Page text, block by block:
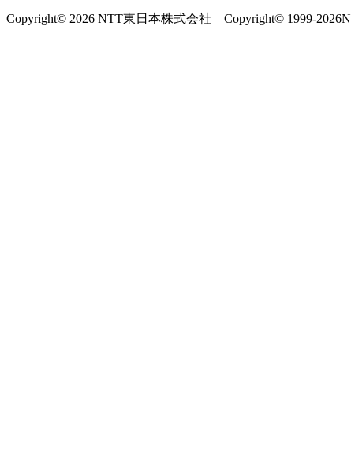
Copyright© 2026 NTT東日本株式会社 Copyright© 1999-